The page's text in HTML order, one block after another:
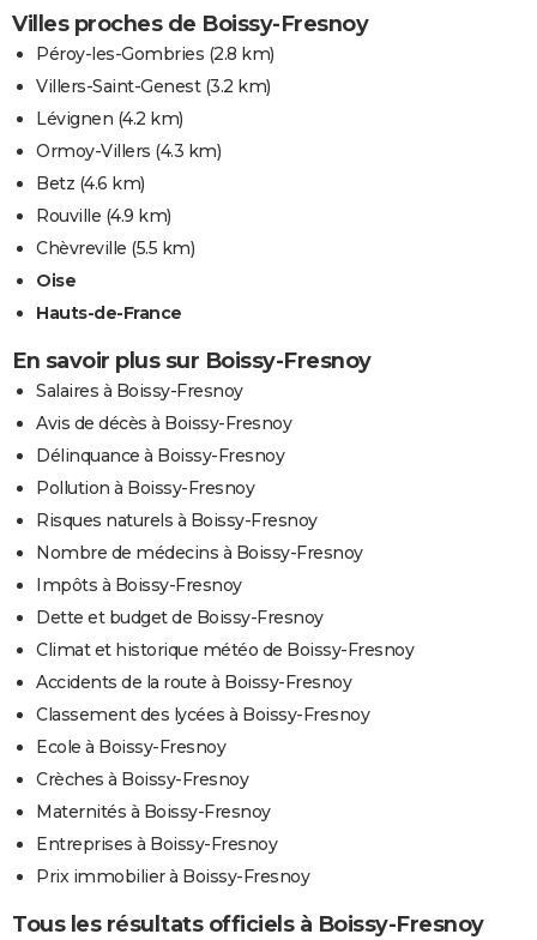
Villes proches de Boissy-Fresnoy
Péroy-les-Gombries (2.8 km)
Villers-Saint-Genest(3.2 km)
Lévignen (4.2 km)
Ormoy-Villers (4.3 km)
Betz (4.6 km)
Rouville (4.9 km)
Chèvreville (5.5 km)
Oise
Hauts-de-France
En savoir plus sur Boissy-Fresnoy
Salaires à Boissy-Fresnoy
Avis de décès à Boissy-Fresnoy
Délinquance à Boissy-Fresnoy
Pollution à Boissy-Fresnoy
Risques naturels à Boissy-Fresnoy
Nombre de médecins à Boissy-Fresnoy
Impôts à Boissy-Fresnoy
Dette et budget de Boissy-Fresnoy
Climat et historique météo de Boissy-Fresnoy
Accidents de la route à Boissy-Fresnoy
Classement des lycées à Boissy-Fresnoy
Ecole à Boissy-Fresnoy
Crèches à Boissy-Fresnoy
Maternités à Boissy-Fresnoy
Entreprises à Boissy-Fresnoy
Prix immobilier à Boissy-Fresnoy
Tous les résultats officiels à Boissy-Fresnoy